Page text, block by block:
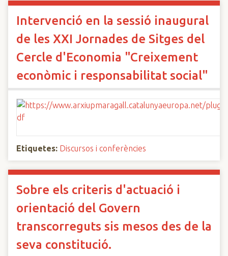
Intervenció en la sessió inaugural
de les XXI Jornades de Sitges del
Cercle d'Economia "Creixement
econòmic i responsabilitat social"
Etiquetes: Discursos i conferències
Sobre els criteris d'actuació i
orientació del Govern
transcorreguts sis mesos des de la
seva constitució.